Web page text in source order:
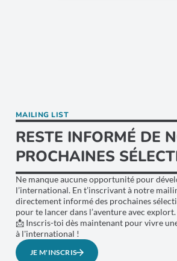
MAILING LIST
RESTE INFORMÉ DE
PROCHAINES
Ne manque aucune opportunité pour
l’international. En t’inscrivant à notre
directement informé des prochaines
pour te lancer dans l’aventure avec explort.
📩 Inscris-toi dès maintenant pour vivre
à l'international !
JE M'INSCRIS